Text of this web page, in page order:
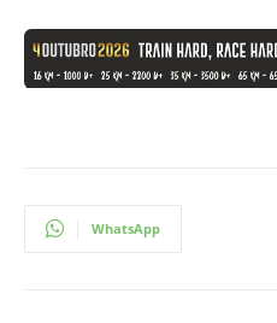
WhatsApp